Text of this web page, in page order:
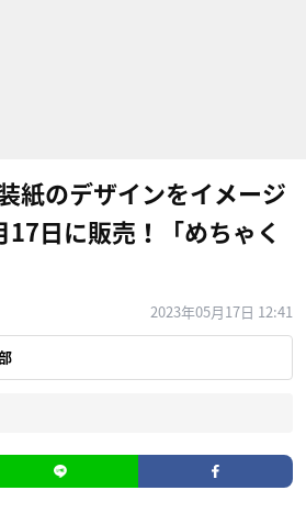
紙のデザインをイメージ
17日に販売！「めちゃく
2023年05月17日 12:41